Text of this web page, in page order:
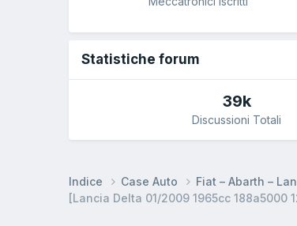
Statistiche forum
39k
Discussioni Totali
Indice Case Auto Fiat – Abarth –
[Lancia Delta 01/2009 1965cc 188a5000